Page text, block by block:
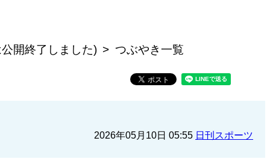
開終了しました) つぶやき一覧
2026年05月10日 05:55 日刊スポーツ